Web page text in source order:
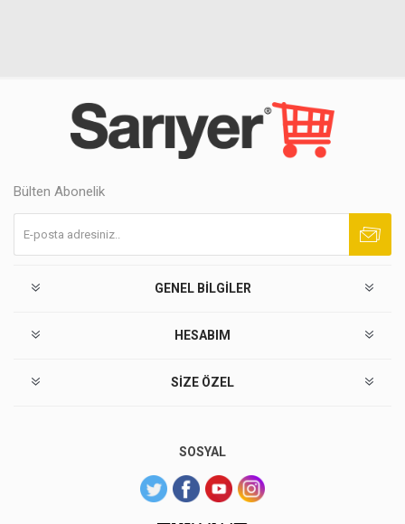
Bülten Abonelik
GENEL BILGILER
HESABIM
SIZE ÖZEL
SOSYAL